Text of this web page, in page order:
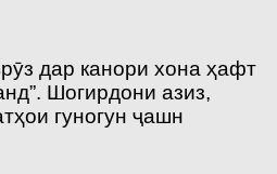
дар канори хона ҳафт
Шогирдони азиз,
гуногун ҷашн